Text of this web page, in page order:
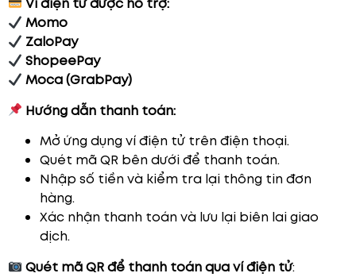
Ví điện tử được hỗ trợ:
Momo
ZaloPay
ShopeePay
Moca (GrabPay)
Hướng dẫn thanh toán:
Mở ứng dụng ví điện tử trên điện thoại.
Quét mã QR bên dưới để thanh toán.
Nhập số tiền và kiểm tra lại thông tin đơn
hàng.
Xác nhận thanh toán và lưu lại biên lai giao
dịch.
Quét mã QR để thanh toán qua ví điện tử: